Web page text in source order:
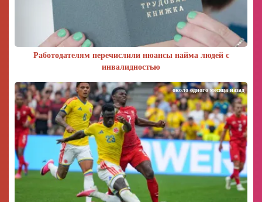
Работодателям перечислили нюансы найма людей с
инвалидностью
около одного месяца назад